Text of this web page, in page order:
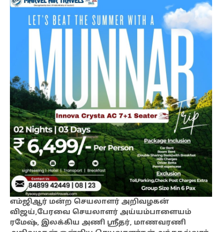
எம்ஜிஆர் மன்ற செயலாளர் அறிவழகன்
விஜய்,பேரவை செயலாளர் அய்யம்பாளையம்
ரமேஷ், இலக்கிய அணி ஸ்ரீதர், மாணவரணி